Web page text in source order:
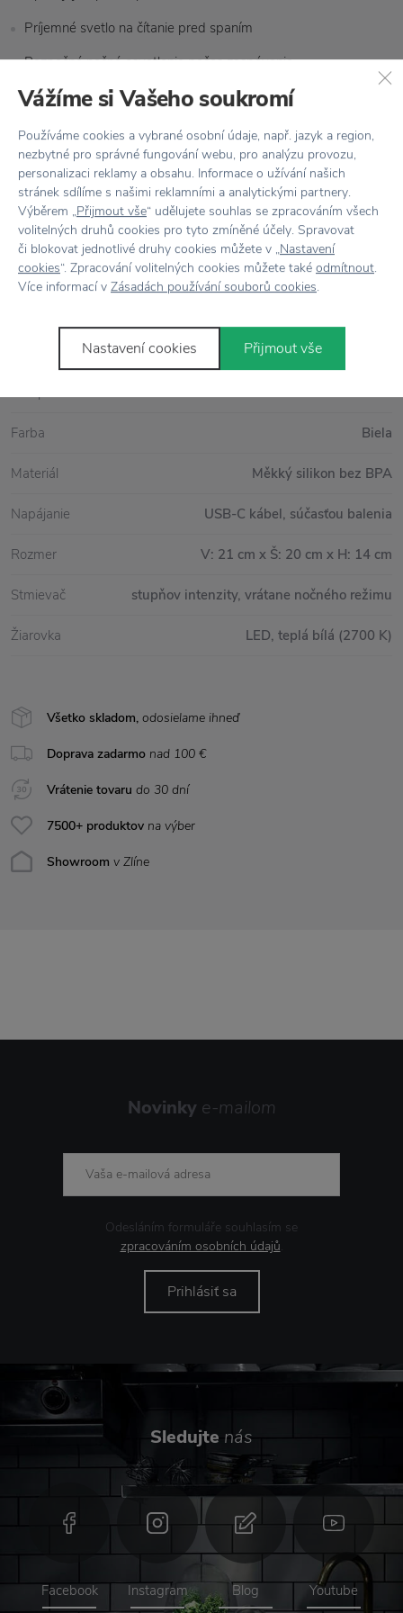
Všetko skladom, odosielame ihneď
Doprava zadarmo nad 100 €
Vrátenie tovaru do 30 dní
7500+ produktov na výber
Showroom v Zlíne
Príjemné svetlo na čítanie pred spaním
Bezpečné nočné osvetlenie počas zaspávania
Jemné svetlo počas nočného kŕmenia
Pomocné osvetlenie na výmenu plienok v skorých ranných
hodinách
Pomocou tlačidla stmievača v spodnej časti môžete zvoliť
ideálne nastavenie jasu.
Vlastnosti
Kód produktu DB30BS01
Farba Biela
Materiál Měkký silikon bez BPA
Napájanie USB-C kábel, súčasťou balenia
Rozmer V: 21 cm x Š: 20 cm x H: 14 cm
Stmievač stupňov intenzity, vrátane nočného režimu
Žiarovka LED, teplá bílá (2700 K)
Novinky e-mailom
Odesláním formuláře souhlasím se
zpracováním osobních údajů.
Prihlásiť sa
Sledujte nás
Facebook Instagram Blog Youtube
Vážíme si Vašeho soukromí
Používáme cookies a vybrané osobní údaje, např. jazyk a region,
nezbytné pro správné fungování webu, pro analýzu provozu,
personalizaci reklamy a obsahu. Informace o užívání našich
stránek sdílíme s našimi reklamními a analytickými partnery.
Výběrem „Přijmout vše“ udělujete souhlas se zpracováním všech
volitelných druhů cookies pro tyto zmíněné účely. Spravovat
či blokovat jednotlivé druhy cookies můžete v „Nastavení
cookies“. Zpracování volitelných cookies můžete také odmítnout.
Více informací v Zásadách používání souborů cookies.
Nastavení cookies Přijmout vše